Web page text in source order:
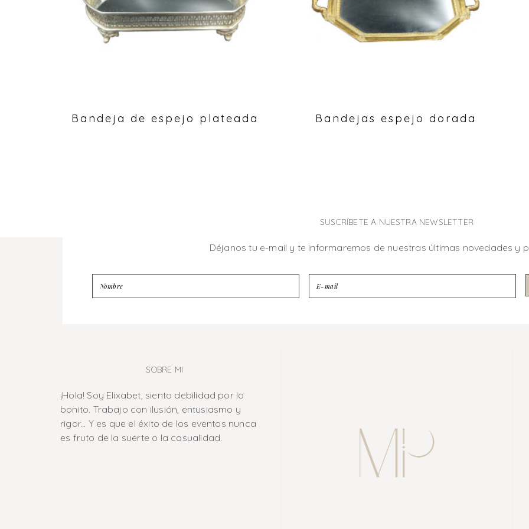
Bandeja de espejo plateada Bandejas espejo dorada
SUSCRÍBETE A NUESTRA NEWSLETTER
Déjanos tu e-mail y te informaremos de nuestras últimas novedades y
SOBRE MI
¡Hola! Soy Elixabet, siento debilidad por lo
bonito. Trabajo con ilusión, entusiasmo y
rigor... Y es que el éxito de los eventos nunca
es fruto de la suerte o la casualidad.